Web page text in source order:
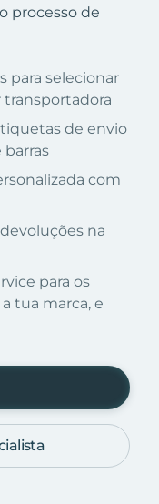
processo de
para selecionar
de envio
com
na
para os
tua marca, e